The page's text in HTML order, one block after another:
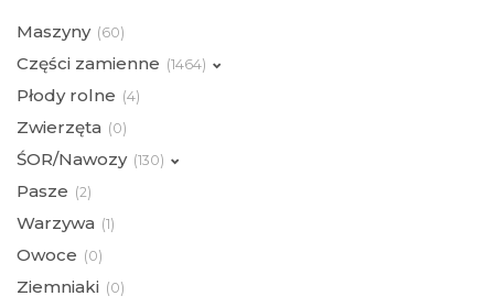
Maszyny (60)
Części zamienne (1464)
Płody rolne (4)
Zwierzęta (0)
ŚOR/Nawozy (130)
Pasze (2)
Warzywa (1)
Owoce (0)
Ziemniaki (0)